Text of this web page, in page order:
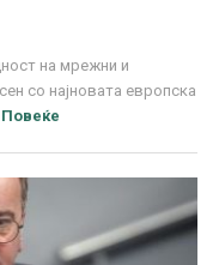
на мрежни и
со најновата европска
Повеќе